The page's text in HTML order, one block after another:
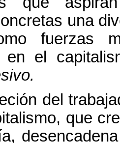
una
fuerzas
en el
del
que